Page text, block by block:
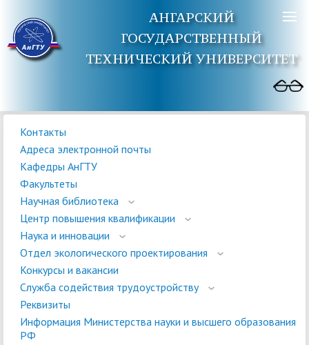
АНГАРСКИЙ
ГОСУДАРСТВЕННЫЙ
ТЕХНИЧЕСКИЙ УНИВЕРСИТЕТ
Контакты
Адреса электронной почты
Кафедры АнГТУ
Факультеты
Научная библиотека
Центр повышения квалификации
Наука и инновации
Отдел экологического проектирования
Конкурсы и вакансии
Служба содействия трудоустройству
Реквизиты
Информация Министерства науки и высшего образования
РФ